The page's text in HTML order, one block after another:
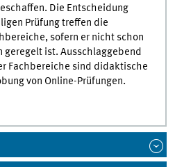
Die Entscheidung
Prüfung treffen die
sofern er nicht schon
geregelt ist. Ausschlaggebend
Fachbereiche sind didaktische
von Online-Prüfungen.